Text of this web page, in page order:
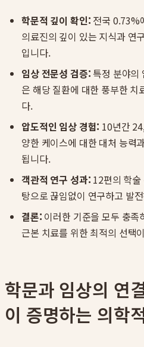
학문적 깊이 확인: 전국 0.73%
의료진의 깊이 있는 지식과 연
입니다.
임상 전문성 검증: 특정 분야의
은 해당 질환에 대한 풍부한 치
다.
압도적인 임상 경험: 10년간
양한 케이스에 대한 대처 능력
됩니다.
객관적 연구 성과: 12편의 학
탕으로 끊임없이 연구하고 발
결론: 이러한 기준을 모두 충족
근본 치료를 위한 최적의 선택
학문과 임상의 연
이 증명하는 의학